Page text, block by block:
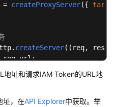
= createProxyServer({
createServer((req, res)
req.url;
("Access-Control-Allow-
地址和请求IAM Token的URL地
址，在API Explorer中获取。举